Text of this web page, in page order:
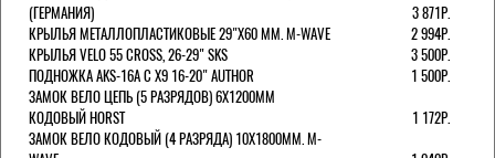
(ГЕРМАНИЯ)
3 871Р.
КРЫЛЬЯ МЕТАЛЛОПЛАСТИКОВЫЕ 29"Х60 ММ. M-WAVE
2 994Р.
КРЫЛЬЯ VELO 55 CROSS, 26-29" SKS
3 500Р.
ПОДНОЖКА AKS-16A C X9 16-20" AUTHOR
1 500Р.
ЗАМОК ВЕЛО ЦЕПЬ (5 РАЗРЯДОВ) 6Х1200ММ
КОДОВЫЙ HORST
1 172Р.
ЗАМОК ВЕЛО КОДОВЫЙ (4 РАЗРЯДА) 10Х1800ММ. M-